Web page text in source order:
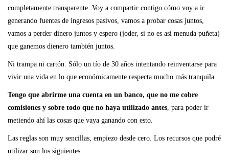
completamente transparente. Voy a compartir contigo cómo voy a ir
generando fuentes de ingresos pasivos, vamos a probar cosas juntos,
vamos a perder dinero juntos y espero (joder, si no es así menuda puñeta)
que ganemos dienero también juntos.
Ni trampa ni cartón. Sólo un tío de 30 años intentando reinventarse para
vivir una vida en lo que económicamente respecta mucho más tranquila.
Tengo que abrirme una cuenta en un banco, que no me cobre
comisiones y sobre todo que no haya utilizado antes, para poder ir
metiendo ahí las cosas que vaya ganando con esto.
Las reglas son muy sencillas, empiezo desde cero. Los recursos que podré
utilizar son los siguientes: